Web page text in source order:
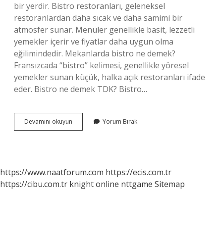
bir yerdir. Bistro restoranları, geleneksel
restoranlardan daha sıcak ve daha samimi bir
atmosfer sunar. Menüler genellikle basit, lezzetli
yemekler içerir ve fiyatlar daha uygun olma
eğilimindedir. Mekanlarda bistro ne demek?
Fransızcada “bistro” kelimesi, genellikle yöresel
yemekler sunan küçük, halka açık restoranları ifade
eder. Bistro ne demek TDK? Bistro…
Devamını okuyun
Kelimesinin
Yorum Bırak
https://www.naatforum.com https://ecis.com.tr
https://cibu.com.tr knight online nttgame Sitemap